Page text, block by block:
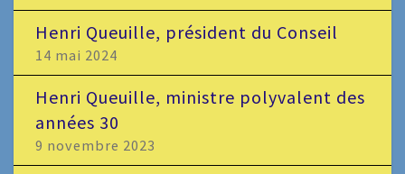
Henri Queuille, président du Conseil
14 mai 2024
Henri Queuille, ministre polyvalent des
années 30
9 novembre 2023